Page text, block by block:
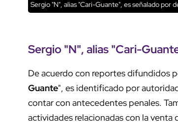
Sergio "N", alias "Cari-Guante", es señalado por
Sergio "N", alias "Cari-
De acuerdo con reportes difundidos
Guante", es identificado por
contar con antecedentes penales.
actividades relacionadas con la venta